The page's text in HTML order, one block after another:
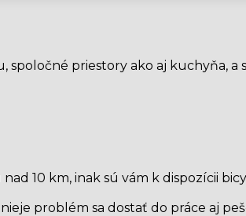
priestory ako aj kuchyňa, a
10 km, inak sú vám k dispozícii
problém sa dostať do práce aj